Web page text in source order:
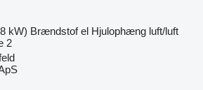
kW) Brændstof el Hjulophæng luft/luft
2